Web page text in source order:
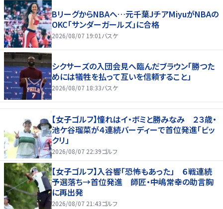
BリーグからNBAへ…元千葉JチアMiyuがNBAの
OKC「サンダーガールズ」に合格
2026/08/07 19:01 バスケ
シクサーズの入団会見へ臨んだブラウン「勝つた
めには犠牲を払って互いを信頼すること」
2026/08/07 18:33バスケ
【女子ゴルフ】憧れはイ・ボミと勝みなみ ２３歳・
池ケ谷瑠菜が４連続バーディーで首位発進「ビッ
クリ」
2026/08/07 22:39ゴルフ
【女子ゴルフ】入谷響「恐怖もあった」 ６戦連続
予選落ち→首位発進 師匠・中嶋常幸の助言胸
に再出発
2026/08/07 21:43ゴルフ